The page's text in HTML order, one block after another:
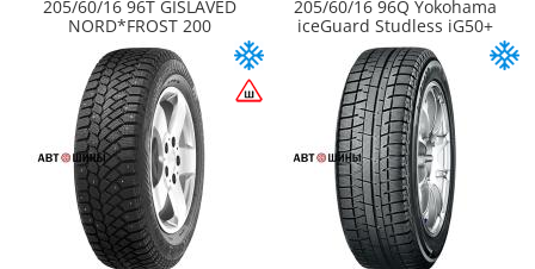
205/60/16 96T GISLAVED
NORD*FROST 200
205/60/16 96Q Yokohama
iceGuard Studless iG50+